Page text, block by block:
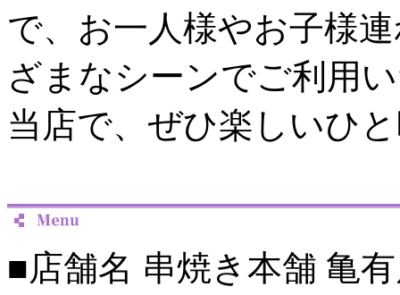
で、お一人様やお子様
ざまなシーンでご利用
当店で、ぜひ楽しいひ
■店舗名 串焼き本舗 亀